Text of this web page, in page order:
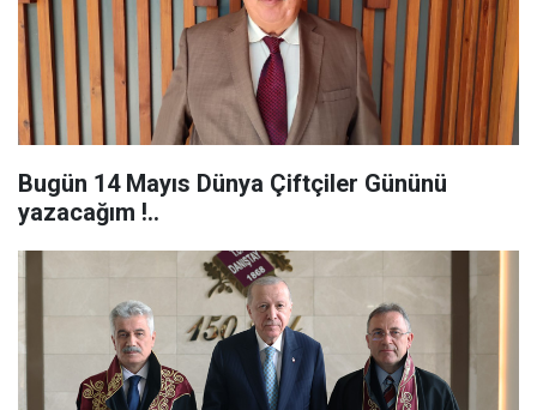
Bugün 14 Mayıs Dünya Çiftçiler Gününü
yazacağım !..